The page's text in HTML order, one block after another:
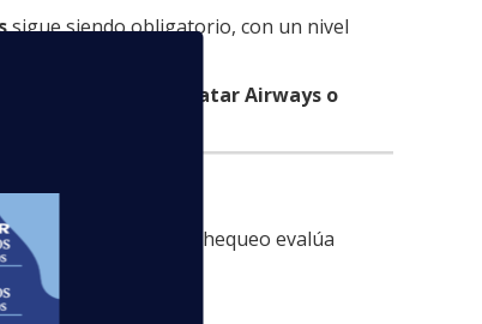
sigue siendo obligatorio, con un nivel
como
Emirates, Qatar Airways o
autorizado. Este chequeo evalúa